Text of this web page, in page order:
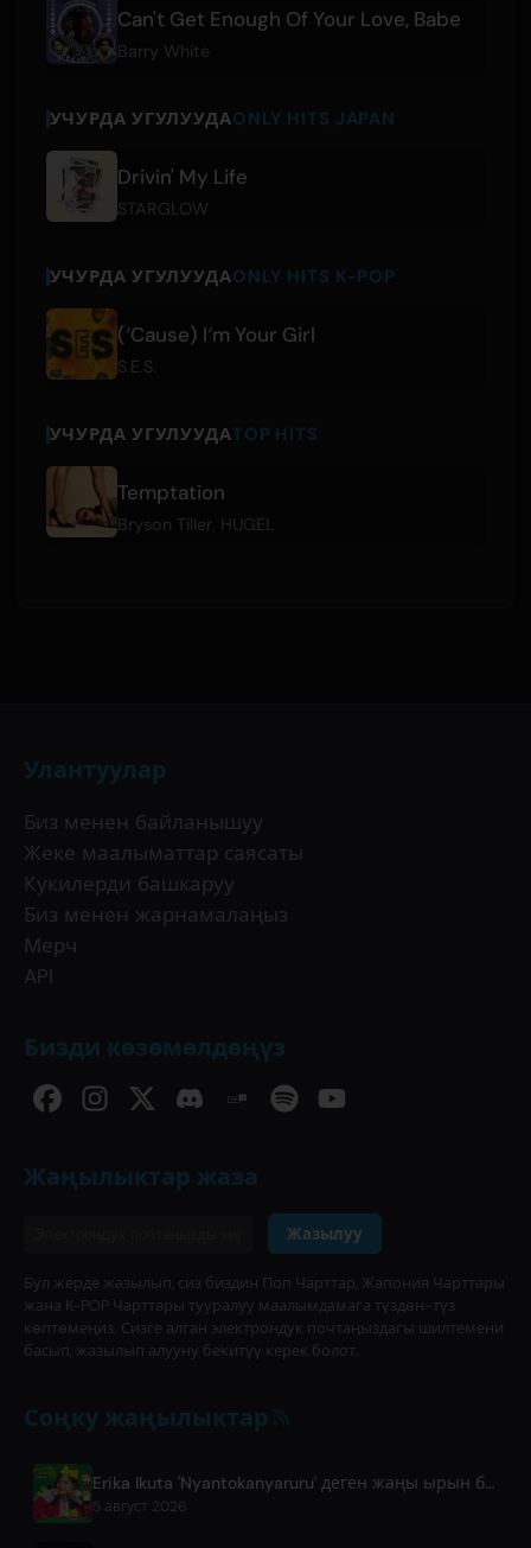
Can't Get Enough Of Your Love, Babe
Barry White
УЧУРДА УГУЛУУДАONLY HITS JAPAN
Drivin' My Life
STARGLOW
УЧУРДА УГУЛУУДАONLY HITS K-POP
(′Cause) I′m Your Girl
S.E.S.
УЧУРДА УГУЛУУДАTOP HITS
Temptation
Bryson Tiller, HUGEL
Улантуулар
Биз менен байланышуу
Жеке маалыматтар саясаты
Кукилерди башкаруу
Биз менен жарнамалаңыз
Мерч
API
Бизди көзөмөлдөңүз
Жаңылыктар жаза
Жазылуу
Бул жерде жазылып, сиз биздин Поп Чарттар, Жапония Чарттары
жана K-POP Чарттары тууралуу маалымдамага түздөн-түз
көптөмеңиз. Сизге алган электрондук почтаңыздагы шилтемени
басып, жазылып алууну бекитүү керек болот.
Соңку жаңылыктар
Erika Ikuta 'Nyantokanyaruru' деген жаңы ырын балдар үчүн 'Fumikiri Neko' китебине арнап чыгарды
5 август 2026